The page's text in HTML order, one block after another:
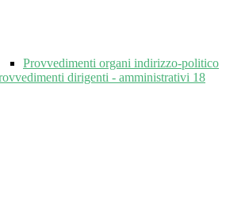
Provvedimenti organi indirizzo-politico
dirigenti - amministrativi 18